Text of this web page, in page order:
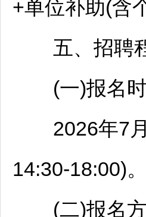
+单位补助(含
五、 招聘
(一)报名时
2026年7月7
14:30-18:00)。
(二)报名方